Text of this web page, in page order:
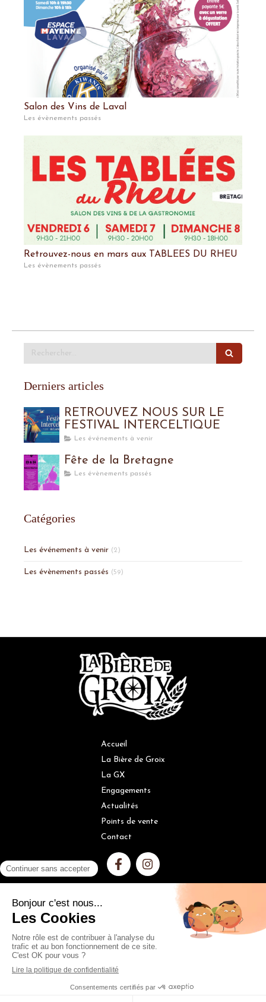
Salon des Vins de Laval
Les évènements passés
Retrouvez-nous en mars aux TABLEES DU RHEU
Les évènements passés
Derniers articles
RETROUVEZ NOUS SUR LE
FESTIVAL INTERCELTIQUE
Les événements à venir
Fête de la Bretagne
Les évènements passés
Catégories
Les événements à venir (2)
Les évènements passés (59)
Accueil
La Bière de Groix
La GX
Engagements
Actualités
Points de vente
Contact
L'ABUS D'ALCOOL EST DANGEREUX POUR LA SANTÉ, À
CONSOMMER AVEC MODÉRATION
N° identifiant ADEME : 528465 : FR216746_01DAXV